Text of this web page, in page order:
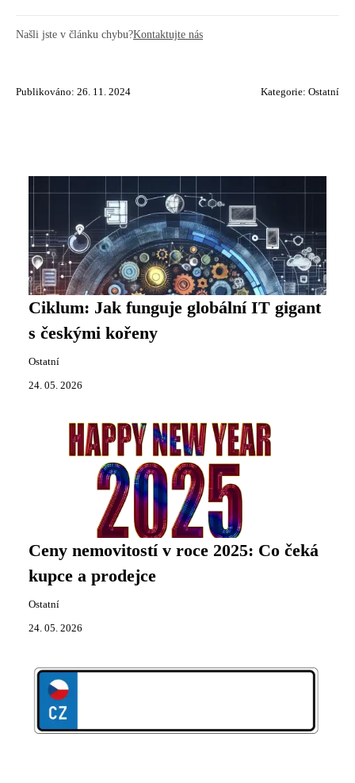
Našli jste v článku chybu?Kontaktujte nás
Publikováno: 26. 11. 2024 Kategorie: Ostatní
Ciklum: Jak funguje globální IT gigant
s českými kořeny
Ostatní
24. 05. 2026
Ceny nemovitostí v roce 2025: Co čeká
kupce a prodejce
Ostatní
24. 05. 2026